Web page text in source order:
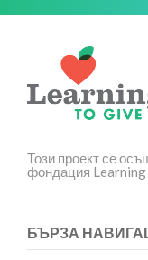
Този проект се
фондация
БЪРЗА